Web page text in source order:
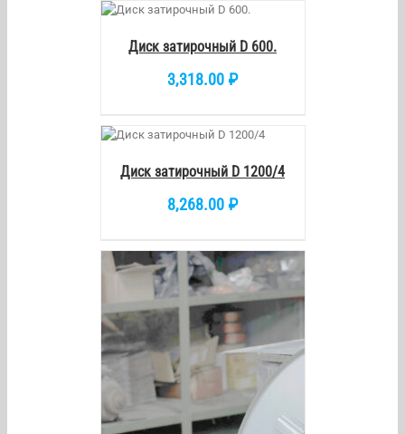
Диск затирочный D 600.
3,318.00 ₽
Диск затирочный D 1200/4
8,268.00 ₽